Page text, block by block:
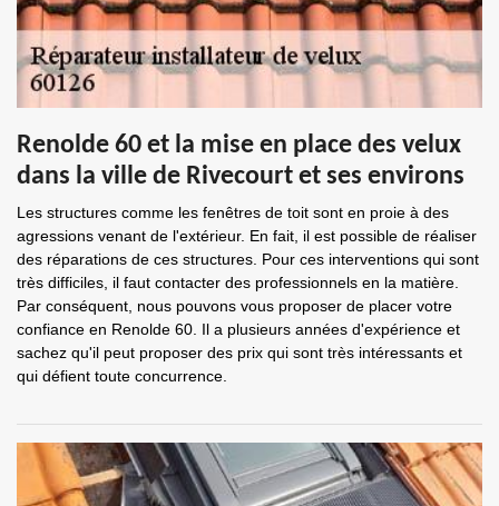
Renolde 60 et la mise en place des velux
dans la ville de Rivecourt et ses environs
Les structures comme les fenêtres de toit sont en proie à des
agressions venant de l'extérieur. En fait, il est possible de réaliser
des réparations de ces structures. Pour ces interventions qui sont
très difficiles, il faut contacter des professionnels en la matière.
Par conséquent, nous pouvons vous proposer de placer votre
confiance en Renolde 60. Il a plusieurs années d'expérience et
sachez qu'il peut proposer des prix qui sont très intéressants et
qui défient toute concurrence.